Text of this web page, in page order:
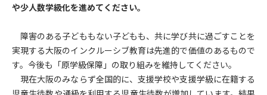
や少人数学級化を進めてください。
障害のある子どももない子どもも、共に学び共に過ごすことを
実現する大阪のインクルーシブ教育は先進的で価値のあるもので
す。今後も「原学級保障」の取り組みを維持してください。
現在大阪のみならず全国的に、支援学校や支援学級に在籍する